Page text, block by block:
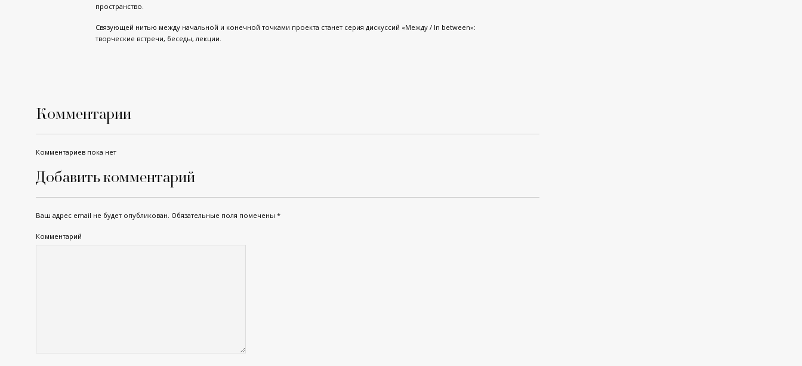
пространство.
Связующей нитью между начальной и конечной точками проекта станет серия дискуссий «Между / In between»:
творческие встречи, беседы, лекции.
Комментарии
Комментариев пока нет
Добавить комментарий
Ваш адрес email не будет опубликован. Обязательные поля помечены *
Комментарий